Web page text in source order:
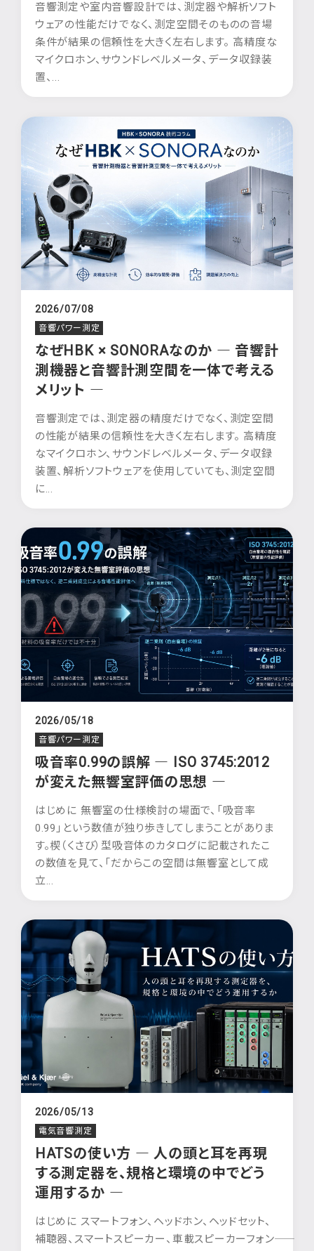
音響測定や室内音響設計では、測定器や解析ソフト
ウェアの性能だけでなく、測定空間そのものの音場
条件が結果の信頼性を大きく左右します。 高精度な
マイクロホン、サウンドレベルメータ、データ収録装
置、...
2026/07/08
音響パワー測定
なぜHBK × SONORAなのか ― 音響計
測機器と音響計測空間を一体で考える
メリット ―
音響測定では、測定器の精度だけでなく、測定空間
の性能が結果の信頼性を大きく左右します。 高精度
なマイクロホン、サウンドレベルメータ、データ収録
装置、解析ソフトウェアを使用していても、測定空間
に...
2026/05/18
音響パワー測定
吸音率0.99の誤解 ― ISO 3745:2012
が変えた無響室評価の思想 ―
はじめに 無響室の仕様検討の場面で、「吸音率
0.99」という数値が独り歩きしてしまうことがありま
す。楔（くさび）型吸音体のカタログに記載されたこ
の数値を見て、「だからこの空間は無響室として成
立...
2026/05/13
電気音響測定
HATSの使い方 ― 人の頭と耳を再現
する測定器を、規格と環境の中でどう
運用するか ―
はじめに スマートフォン、ヘッドホン、ヘッドセット、
補聴器、スマートスピーカー、車載スピーカーフォン――